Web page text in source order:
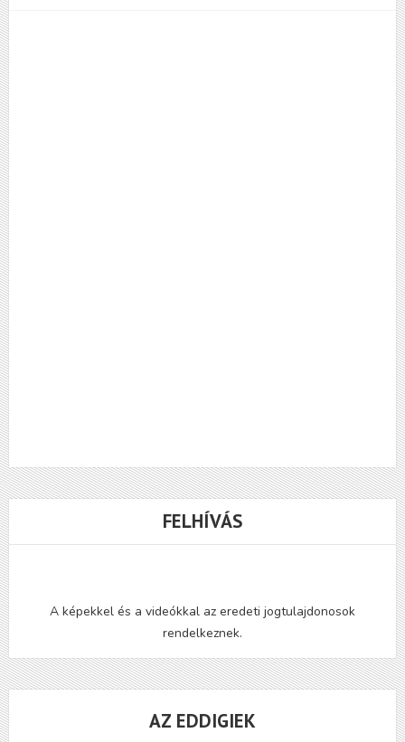
FELHÍVÁS
A képekkel és a videókkal az eredeti jogtulajdonosok
rendelkeznek.
AZ EDDIGIEK